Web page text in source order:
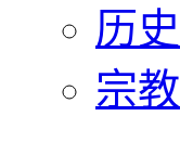
历史
宗教